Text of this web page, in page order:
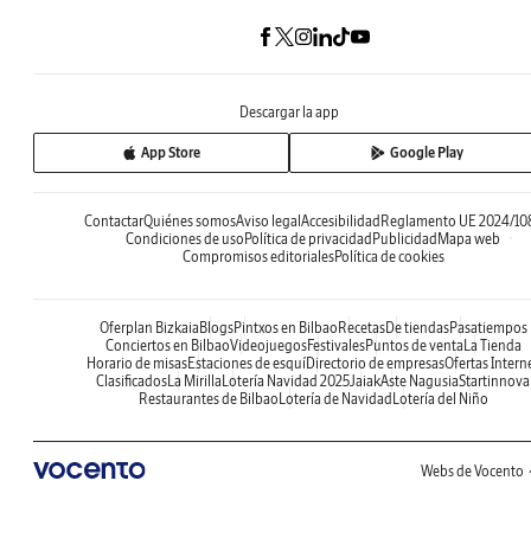
Descargar la app
App Store Google Play
ContactarQuiénes somosAviso legalAccesibilidadReglamento UE 2024/
Condiciones de usoPolítica de privacidadPublicidadMapa web
Compromisos editorialesPolítica de cookies
Oferplan BizkaiaBlogsPintxos en BilbaoRecetasDe tiendasPasatiempos
Conciertos en BilbaoVideojuegosFestivalesPuntos de ventaLa Tienda
Horario de misasEstaciones de esquíDirectorio de empresasOfertas
ClasificadosLa MirillaLotería Navidad 2025JaiakAste NagusiaStartinnova
Restaurantes de BilbaoLotería de NavidadLotería del Niño
Webs de Vocento